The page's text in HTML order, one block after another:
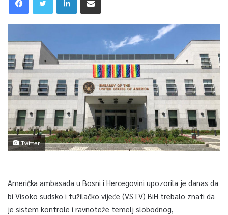
Twitter
Američka ambasada u Bosni i Hercegovini upozorila je danas da
bi Visoko sudsko i tužilačko vijeće (VSTV) BiH trebalo znati da
je sistem kontrole i ravnoteže temelj slobodnog,